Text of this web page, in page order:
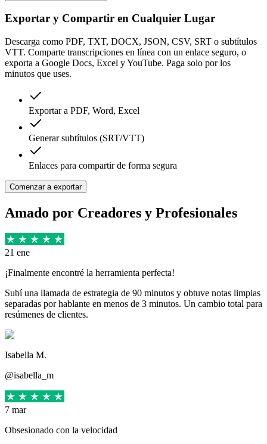
Exportar y Compartir en Cualquier Lugar
Descarga como PDF, TXT, DOCX, JSON, CSV, SRT o subtítulos
VTT. Comparte transcripciones en línea con un enlace seguro, o
exporta a Google Docs, Excel y YouTube. Paga solo por los
minutos que uses.
Exportar a PDF, Word, Excel
Generar subtítulos (SRT/VTT)
Enlaces para compartir de forma segura
Comenzar a exportar
Amado por Creadores y Profesionales
21 ene
¡Finalmente encontré la herramienta perfecta!
Subí una llamada de estrategia de 90 minutos y obtuve notas limpias
separadas por hablante en menos de 3 minutos. Un cambio total para
resúmenes de clientes.
Isabella M.
@isabella_m
7 mar
Obsesionado con la velocidad